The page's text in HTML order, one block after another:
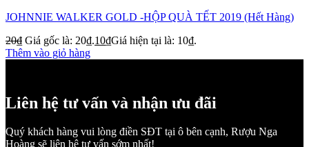
JOHNNIE WALKER GOLD -HỘP QUÀ TẾT 2019 (Hết Hàng)
20₫ Giá gốc là: 20₫.10₫Giá hiện tại là: 10₫.
Thêm vào giỏ hàng
Liên hệ tư vấn và nhận ưu đãi
Quý khách hàng vui lòng điền SĐT tại ô bên cạnh, Rượu Nga
Hoàng sẽ liên hệ tư vấn sớm nhất!